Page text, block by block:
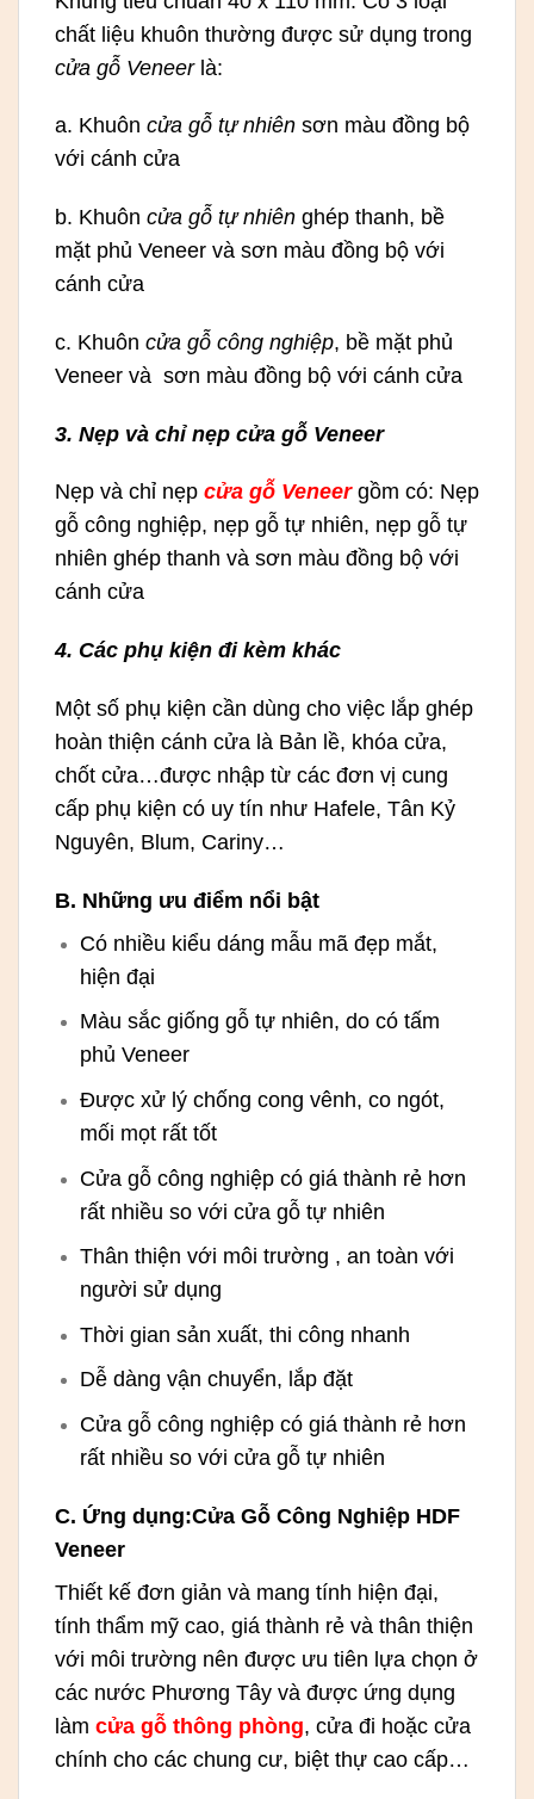
chất liệu khuôn thường được sử dụng trong
cửa gỗ Veneerlà:
a. Khuôn cửa gỗ tự nhiên sơn màu đồng bộ
với cánh cửa
b. Khuôn cửa gỗ tự nhiên ghép thanh, bề
mặt phủ Veneer và sơn màu đồng bộ với
cánh cửa
c. Khuôn cửa gỗ công nghiệp, bề mặt phủ
Veneer và sơn màu đồng bộ với cánh cửa
3. Nẹp và chỉ nẹp cửa gỗ Veneer
Nẹp và chỉ nẹp cửa gỗ Veneergồm có: Nẹp
gỗ công nghiệp, nẹp gỗ tự nhiên, nẹp gỗ tự
nhiên ghép thanh và sơn màu đồng bộ với
cánh cửa
4. Các phụ kiện đi kèm khác
Một số phụ kiện cần dùng cho việc lắp ghép
hoàn thiện cánh cửa là Bản lề, khóa cửa,
chốt cửa…được nhập từ các đơn vị cung
cấp phụ kiện có uy tín như Hafele, Tân Kỷ
Nguyên, Blum, Cariny…
B. Những ưu điểm nổi bật
Có nhiều kiểu dáng mẫu mã đẹp mắt,
hiện đại
Màu sắc giống gỗ tự nhiên, do có tấm
phủ Veneer
Được xử lý chống cong vênh, co ngót,
mối mọt rất tốt
Cửa gỗ công nghiệp có giá thành rẻ hơn
rất nhiều so với cửa gỗ tự nhiên
Thân thiện với môi trường , an toàn với
người sử dụng
Thời gian sản xuất, thi công nhanh
Dễ dàng vận chuyển, lắp đặt
Cửa gỗ công nghiệp có giá thành rẻ hơn
rất nhiều so với cửa gỗ tự nhiên
C. Ứng dụng:Cửa Gỗ Công Nghiệp HDF
Veneer
Thiết kế đơn giản và mang tính hiện đại,
tính thẩm mỹ cao, giá thành rẻ và thân thiện
với môi trường nên được ưu tiên lựa chọn ở
các nước Phương Tây và được ứng dụng
làm cửa gỗ thông phòng, cửa đi hoặc cửa
chính cho các chung cư, biệt thự cao cấp…